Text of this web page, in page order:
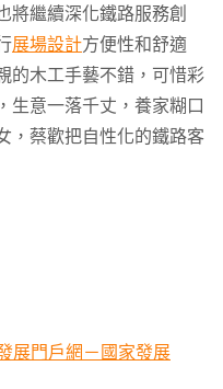
將繼續深化鐵路服務創
展場設計方便性和舒適
的木工手藝不錯，可惜彩
生意一落千丈，養家糊口
，蔡歡把自性化的鐵路客
展門戶網－國家發展